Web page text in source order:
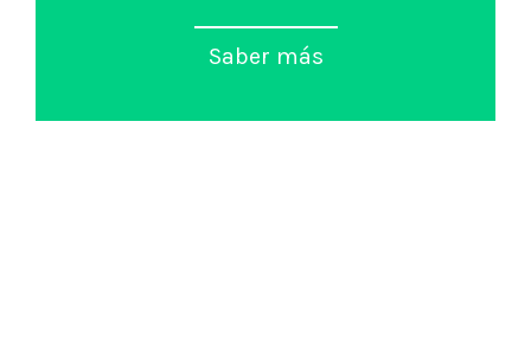
Saber más